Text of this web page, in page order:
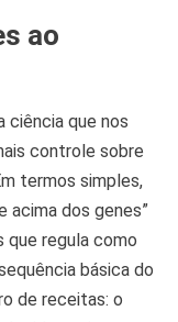
ao
ciência que nos
controle sobre
termos simples,
acima dos genes”
que regula como
básica do
de receitas: o